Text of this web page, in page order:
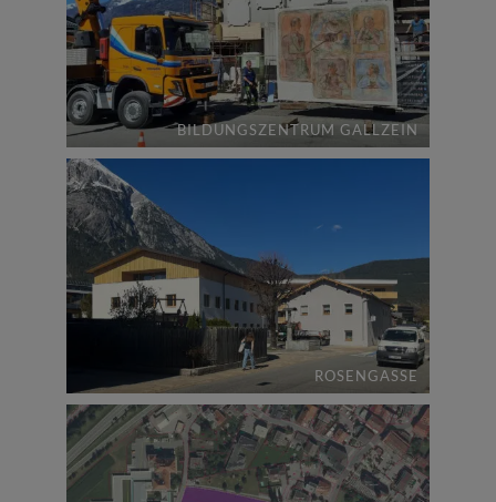
BILDUNGSZENTRUM GALLZEIN
ROSENGASSE